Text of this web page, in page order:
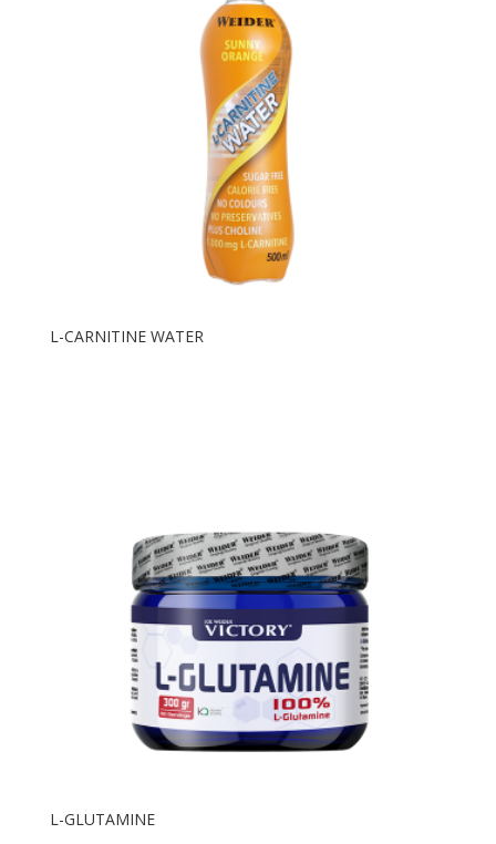
L-CARNITINE WATER
L-GLUTAMINE